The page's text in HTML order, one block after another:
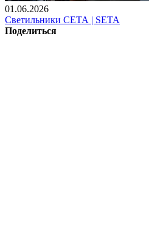
01.06.2026
Светильники СЕТА | SETA
Поделиться